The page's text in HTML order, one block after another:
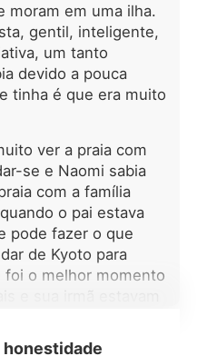
alcateia, mas também um
temido, cujo nome
outras alcateia
do
a Deusa da Lua uniu Sophia
perigoso e
moram em uma ilha.
gentil, inteligente,
um tanto
devido a pouca
tinha é que era muito
ver a praia com
se e Naomi sabia
com a família
o pai estava
pode fazer o que
de Kyoto para
foi o melhor momento
e sua irmã estavam
então colocou um
honestidade